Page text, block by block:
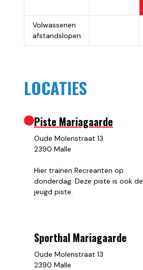
Volwassenen
afstandslopen
LOCATIES
Piste Mariagaarde
Oude Molenstraat 13
2390 Malle
Hier trainen Recreanten op
donderdag. Deze piste is ook de
jeugd piste.
Sporthal Mariagaarde
Oude Molenstraat 13
2390 Malle